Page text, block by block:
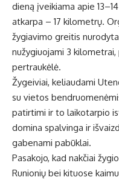
dieną įveikiama apie
atkarpa – 17 kilometrų.
žygiavimo greitis
nužygiuojami 3
pertraukėlė.
Žygeiviai, keliaudami
su vietos
patirtimi ir to laikotarpio
domina spalvinga ir
gabenami pabūklai.
Pasakojo, kad nakčiai
Runionių bei kituose